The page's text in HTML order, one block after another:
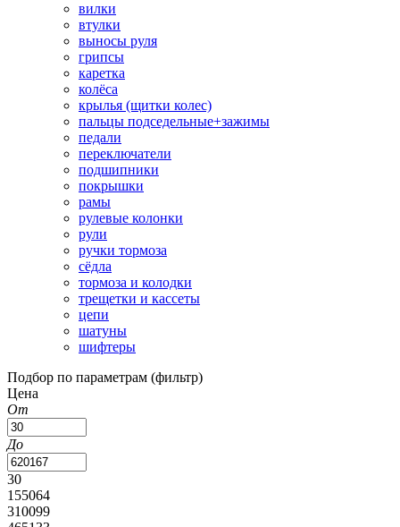
вилки
втулки
выносы руля
грипсы
каретка
колёса
крылья (щитки колес)
пальцы подседельные+зажимы
педали
переключатели
подшипники
покрышки
рамы
рулевые колонки
рули
ручки тормоза
сёдла
тормоза и колодки
трещетки и кассеты
цепи
шатуны
шифтеры
Подбор по параметрам (фильтр)
Цена
От
До
30
155064
310099